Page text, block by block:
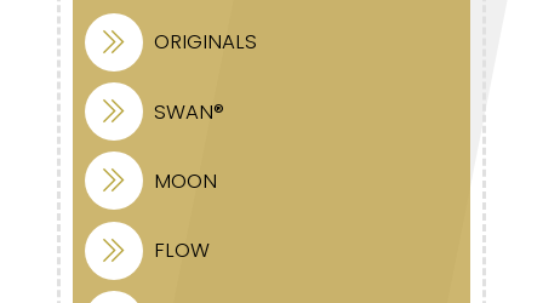
ORIGINALS
SWAN®
MOON
FLOW